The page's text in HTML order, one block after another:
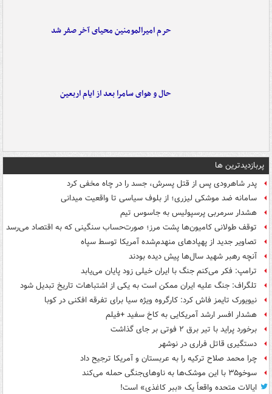
حرم امیرالمومنین محیای آخر صفر شد
حال و هوای سامرا بعد از ایام اربعین
پربازدیدترین ها
پدر شاهرودی پس از قتل پسرش، جسد را در چاه مخفی کرد
سامانه ضد موشکی لیزری؛ از بلوف سیاسی تا واقعیت میدانی
هشدار سرمربی پرسپولیس به جاسوس تیم
توقف طولانی کامیون‌ها پشت مرز؛ صورت‌حساب سنگینی که به اقتصاد می‌رسد
تصاویر جدید از پهپادهای منهدم‌شده آمریکا توسط سپاه
آنچه رهبر شهید سال‌ها پیش دیده بودند
ترامپ: فکر می‌کنم جنگ با ایران خیلی زود پایان می‌یابد
تلگراف: جنگ علیه ایران ممکن است به یکی از اشتباهات تاریخ تبدیل شود
نیویورک تایمز فاش کرد: کارگروه ویژه سیا برای تفرقه افکنی در کوبا
هشدار افسر ارشد آمریکایی به کاخ سفید +فیلم
برخورد پراید با تیر برق ۲ فوتی بر جای گذاشت
دستگیری قاتل فراری در نوشهر
چرا محمد صلاح ترکیه را به عربستان و آمریکا ترجیح داد
سوخو۳۵ با این موشک‌ها به ناوهای‌جنگی حمله می‌کند
ایالات متحده واقعاً یک «ببر کاغذی» است!